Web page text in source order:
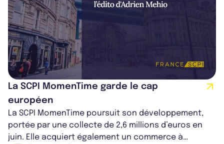
La SCPI MomenTime garde le cap
européen
La SCPI MomenTime poursuit son développement,
portée par une collecte de 2,6 millions d’euros en
juin. Elle acquiert également un commerce à